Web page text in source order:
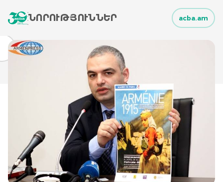
ՆՈՐՈՒԹՅՈՒՆՆԵՐ acba.am